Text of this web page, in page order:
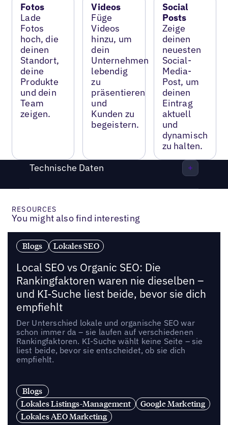
Fotos
Lade
Fotos
hoch, die
deinen
Standort,
deine
Produkte
und dein
Team
zeigen.
Videos
Füge
Videos
hinzu, um
dein
Unternehmen
lebendig
zu
präsentieren
und
Kunden zu
begeistern.
Social
Posts
Zeige
deinen
neuesten
Social-
Media-
Post, um
deinen
Eintrag
aktuell
und
dynamisch
zu halten.
Technische Daten
RESOURCES
You might also find interesting
Blogs Lokales SEO
Local SEO vs Organic SEO: Die
Rankingfaktoren waren nie dieselben –
und KI-Suche liest beide, bevor sie dich
empfiehlt
Der Unterschied lokale und organische SEO war
schon immer da – sie laufen auf verschiedenen
Rankingfaktoren. KI-Suche wählt keine Seite – sie
liest beide, bevor sie entscheidet, ob sie dich
empfiehlt.
Blogs
Lokales Listings-Management
Google Marketing
Lokales AEO Marketing